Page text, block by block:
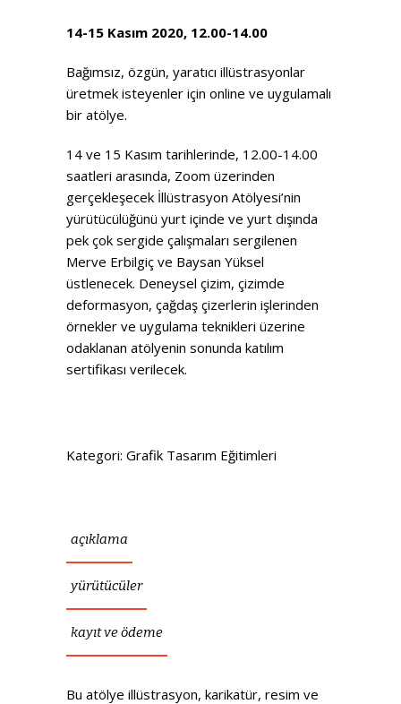
14-15 Kasım 2020, 12.00-14.00
Bağımsız, özgün, yaratıcı illüstrasyonlar
üretmek isteyenler için online ve uygulamalı
bir atölye.
14 ve 15 Kasım tarihlerinde, 12.00-14.00
saatleri arasında, Zoom üzerinden
gerçekleşecek İllüstrasyon Atölyesi’nin
yürütücülüğünü yurt içinde ve yurt dışında
pek çok sergide çalışmaları sergilenen
Merve Erbilgiç ve Baysan Yüksel
üstlenecek. Deneysel çizim, çizimde
deformasyon, çağdaş çizerlerin işlerinden
örnekler ve uygulama teknikleri üzerine
odaklanan atölyenin sonunda katılım
sertifikası verilecek.
Kategori: Grafik Tasarım Eğitimleri
açıklama
yürütücüler
kayıt ve ödeme
Bu atölye illüstrasyon, karikatür, resim ve